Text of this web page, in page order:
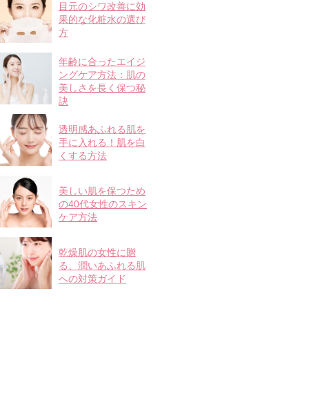
目元のシワ改善に効
果的な化粧水の選び
方
年齢に合ったエイジ
ングケア方法：肌の
美しさを長く保つ秘
訣
透明感あふれる肌を
手に入れる！肌を白
くする方法
美しい肌を保つため
の40代女性のスキン
ケア方法
乾燥肌の女性に贈
る、潤いあふれる肌
への対策ガイド